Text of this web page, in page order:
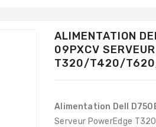
ALIMENTATION
09PXCV SERVEUR
T320/T420/
Alimentation Dell
Serveur PowerEdge